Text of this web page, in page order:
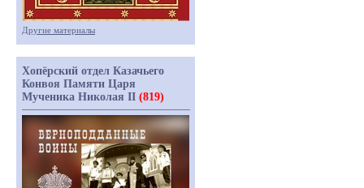
Другие материалы
Хопёрский отдел Казачьего
Конвоя Памяти Царя
Мученика Николая II (819)